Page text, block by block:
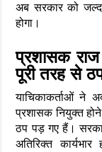
अब सरकार को जल्द
होगा।
प्रशासक राज
पूरी तरह से
याचिकाकर्ताओं ने
प्रशासक नियुक्त
ठप पड़ गए हैं।
अतिरिक्त